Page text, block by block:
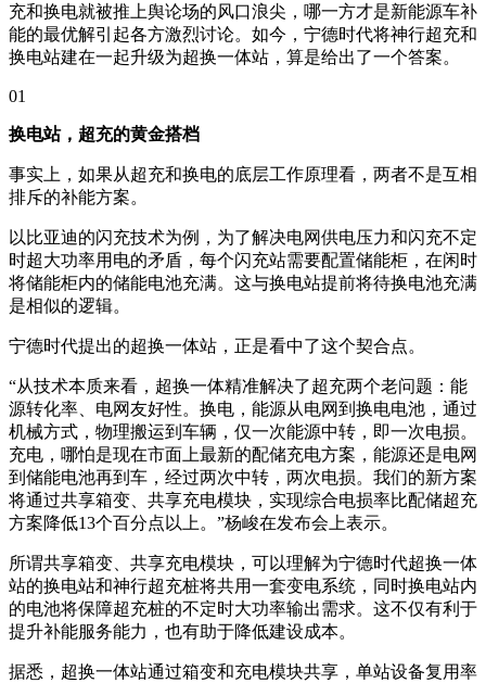
充和换电就被推上舆论场的风口浪尖，哪一方才是新能源车补
能的最优解引起各方激烈讨论。如今，宁德时代将神行超充和
换电站建在一起升级为超换一体站，算是给出了一个答案。
01
换电站，超充的黄金搭档
事实上，如果从超充和换电的底层工作原理看，两者不是互相
排斥的补能方案。
以比亚迪的闪充技术为例，为了解决电网供电压力和闪充不定
时超大功率用电的矛盾，每个闪充站需要配置储能柜，在闲时
将储能柜内的储能电池充满。这与换电站提前将待换电池充满
是相似的逻辑。
宁德时代提出的超换一体站，正是看中了这个契合点。
“从技术本质来看，超换一体精准解决了超充两个老问题：能
源转化率、电网友好性。换电，能源从电网到换电电池，通过
机械方式，物理搬运到车辆，仅一次能源中转，即一次电损。
充电，哪怕是现在市面上最新的配储充电方案，能源还是电网
到储能电池再到车，经过两次中转，两次电损。我们的新方案
将通过共享箱变、共享充电模块，实现综合电损率比配储超充
方案降低13个百分点以上。”杨峻在发布会上表示。
所谓共享箱变、共享充电模块，可以理解为宁德时代超换一体
站的换电站和神行超充桩将共用一套变电系统，同时换电站内
的电池将保障超充桩的不定时大功率输出需求。这不仅有利于
提升补能服务能力，也有助于降低建设成本。
据悉，超换一体站通过箱变和充电模块共享，单站设备复用率